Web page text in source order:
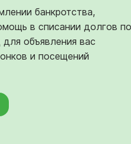
банкротства,
в списании долгов по
объявления вас
и посещений